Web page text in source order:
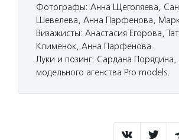
Фотографы: Анна Щеголяева,
Шевелева, Анна Парфенова, Марк
Визажисты: Анастасия Егорова,
Клименок, Анна Парфенова.
Луки и позинг: Сардана Порядина,
модельного агенства Pro models.